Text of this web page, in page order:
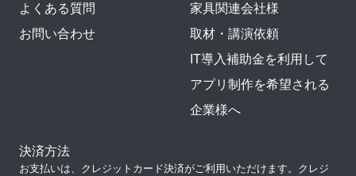
よくある質問
お問い合わせ
家具関連会社様
取材・講演依頼
IT導入補助金を利用して
アプリ制作を希望される
企業様へ
決済方法
お支払いは、クレジットカード決済がご利用いただけます。クレジ